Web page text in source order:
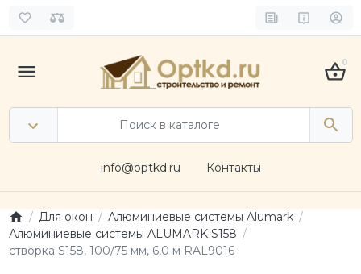
0
info@optkd.ru Контакты
Для окон
Алюминиевые системы Alumark
Алюминиевые системы ALUMARK S158
створка S158, 100/75 мм, 6,0 м RAL9016